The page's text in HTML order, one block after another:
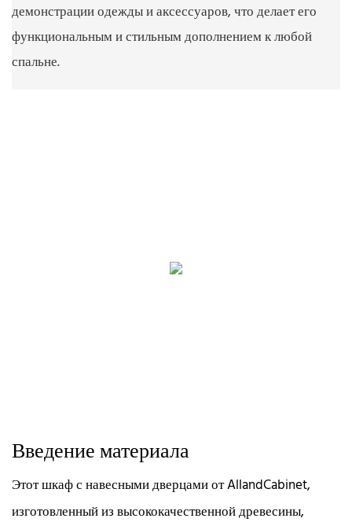
демонстрации одежды и аксессуаров, что делает его
функциональным и стильным дополнением к любой
спальне.
Введение материала
Этот шкаф с навесными дверцами от AllandCabinet,
изготовленный из высококачественной древесины,